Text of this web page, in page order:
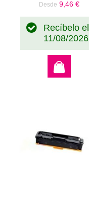
Desde 9,46 €
Recíbelo el
11/08/2026